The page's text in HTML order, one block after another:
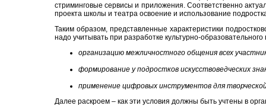
стриминговые сервисы и приложения. Соответственно
проекта школы и театра освоение и использование
Таким образом, представленные характеристики
надо учитывать при разработке культурно-
организацию межличностного общения всех
формирование у подростков искусствоведческих
применение цифровых инструментов для
Далее раскроем – как эти условия должны быть учтены в